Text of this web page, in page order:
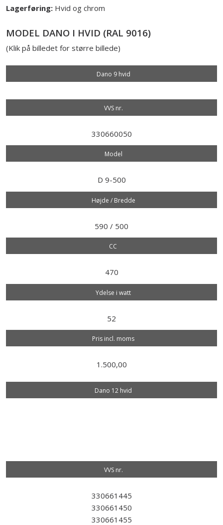
Lagerføring:Hvid og chrom
​MODEL DANO I HVID (RAL 9016)
(Klik på billedet for større billede)
Dano 9 hvid
VVS nr.​
330660050
Model​
D 9-500
Højde / Bredde
590 / 500
CC
470
Ydelse i watt
52
Pris incl. moms
1.500,00
Dano 12 hvid
VVS nr.​
330661445
330661450
330661455